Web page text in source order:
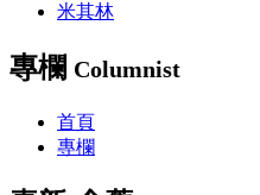
米其林
專欄 Columnist
首頁
專欄